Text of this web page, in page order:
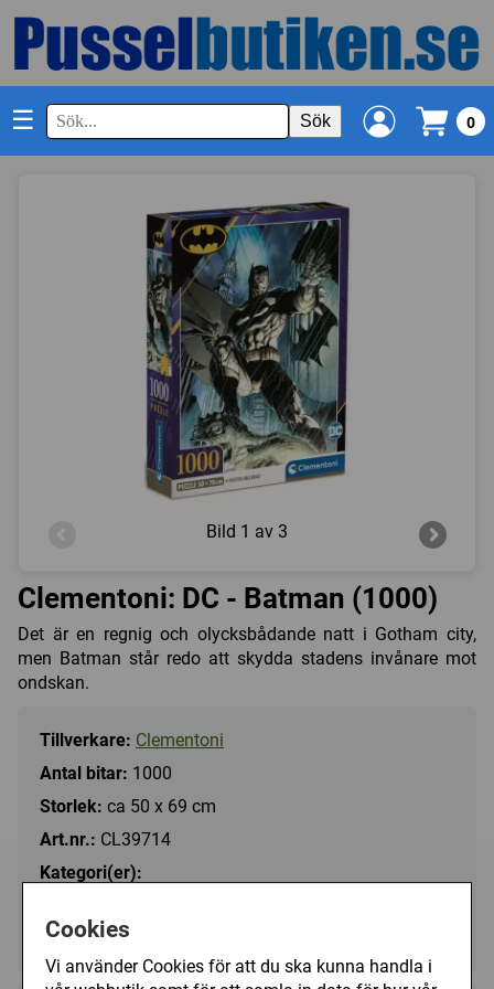
Cookies
Vi använder Cookies för att du ska kunna handla i
☰ Sök 0
Bild 1 av 3
Clementoni: DC - Batman (1000)
Det är en regnig och olycksbådande natt i Gotham city,
men Batman står redo att skydda stadens invånare mot
ondskan.
Tillverkare: Clementoni
Antal bitar: 1000
Storlek: ca 50 x 69 cm
Art.nr.: CL39714
Kategori(er):
Motiv/Film & Tv-Serier